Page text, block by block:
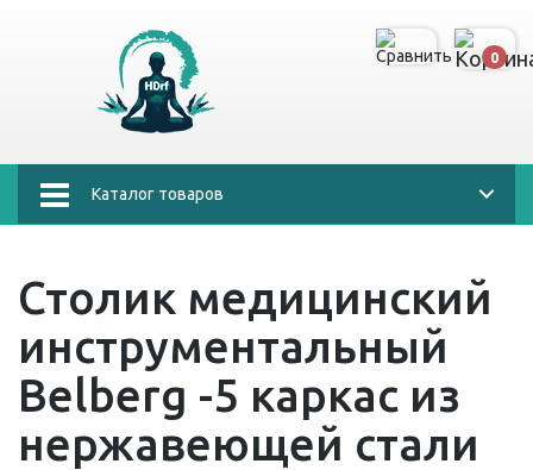
0
Каталог товаров
Столик медицинский
инструментальный
Belberg -5 каркас из
нержавеющей стали